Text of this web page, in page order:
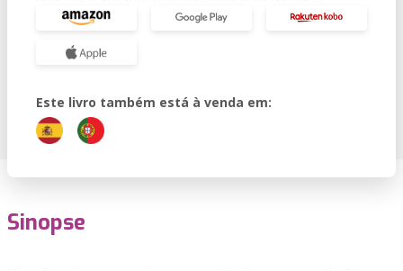
Este livro também está à venda em:
Sinopse